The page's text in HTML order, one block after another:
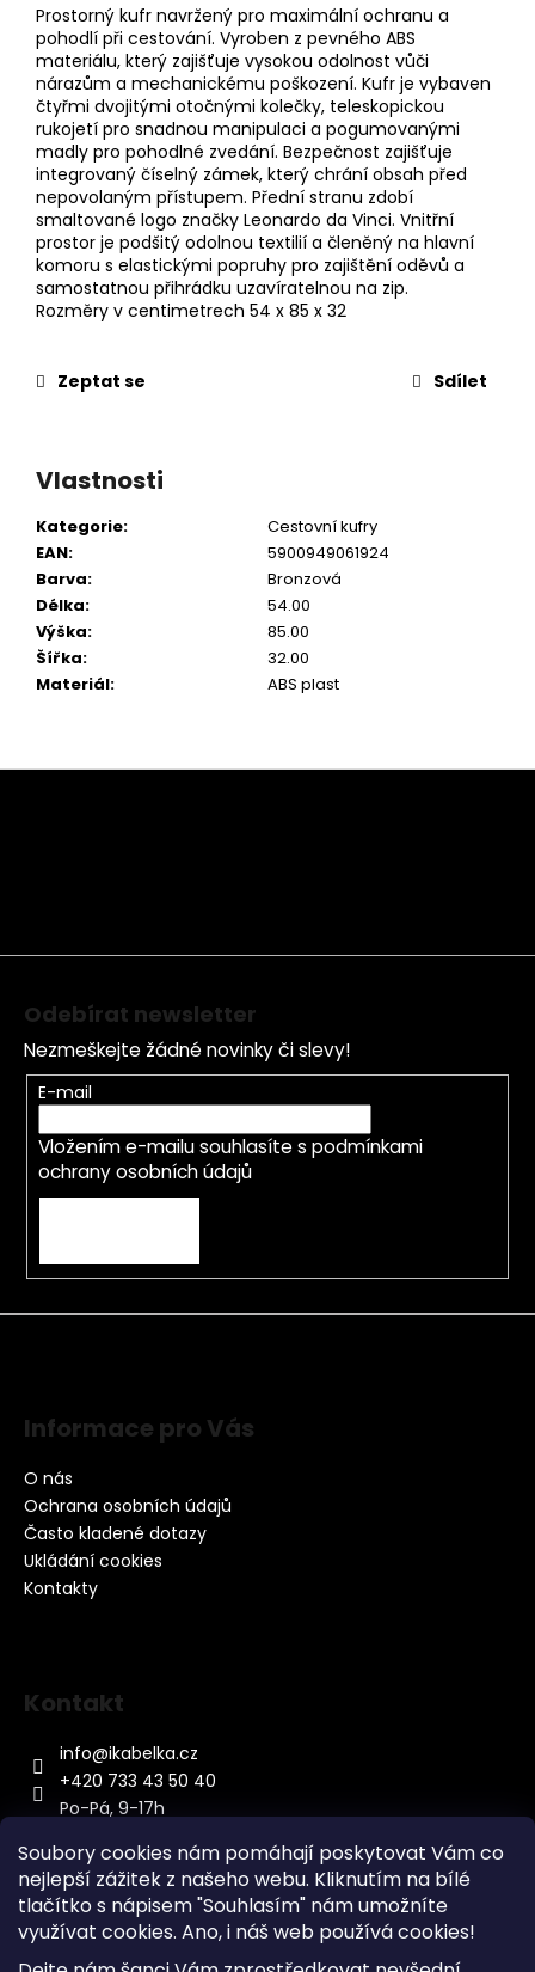
Soubory cookies nám pomáhají poskytovat Vám co
nejlepší zážitek z našeho webu. Kliknutím na bílé
tlačítko s nápisem "Souhlasím" nám umožníte
využívat cookies. Ano, i náš web používá cookies!
Prostorný kufr navržený pro maximální ochranu a
pohodlí při cestování. Vyroben z pevného ABS
materiálu, který zajišťuje vysokou odolnost vůči
nárazům a mechanickému poškození. Kufr je vybaven
čtyřmi dvojitými otočnými kolečky, teleskopickou
rukojetí pro snadnou manipulaci a pogumovanými
madly pro pohodlné zvedání. Bezpečnost zajišťuje
integrovaný číselný zámek, který chrání obsah před
nepovolaným přístupem. Přední stranu zdobí
smaltované logo značky Leonardo da Vinci. Vnitřní
prostor je podšitý odolnou textilií a členěný na hlavní
komoru s elastickými popruhy pro zajištění oděvů a
samostatnou přihrádku uzavíratelnou na zip.
Rozměry v centimetrech 54 x 85 x 32
Zeptat se Sdílet
Vlastnosti
Kategorie:
Cestovní kufry
EAN:
5900949061924
Barva:
Bronzová
Délka:
54.00
Výška:
85.00
Šířka:
32.00
Materiál: ABS plast
Z
Odebírat newsletter
Nezmeškejte žádné novinky či slevy!
E-mail
Vložením e-mailu souhlasíte s podmínkami
ochrany osobních údajů
Informace pro Vás
O nás
Ochrana osobních údajů
Často kladené dotazy
Ukládání cookies
Kontakty
Kontakt
info@ikabelka.cz
+420 733 43 50 40
Po-Pá, 9-17h
Kontakt